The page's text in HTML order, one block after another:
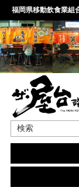
福岡県移動飲食業組